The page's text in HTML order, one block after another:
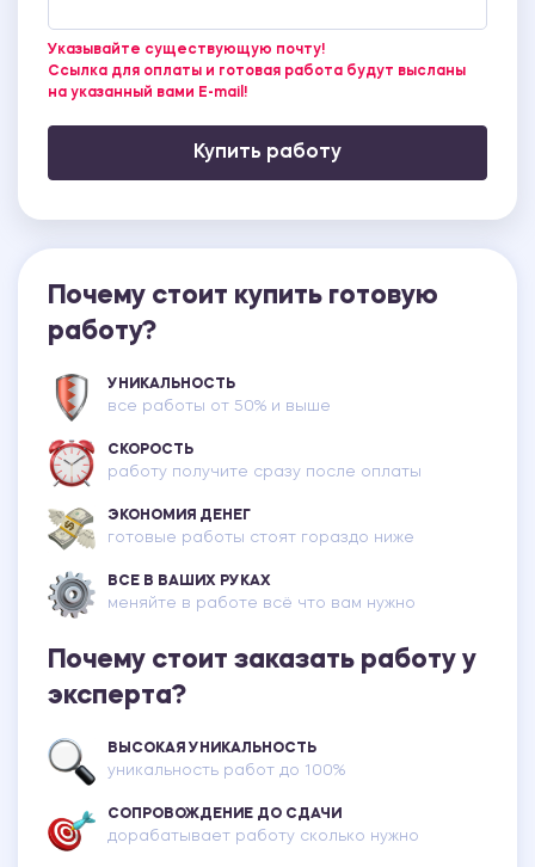
Указывайте существующую почту!
Ссылка для оплаты и готовая работа будут высланы
на указанный вами E-mail!
Купить работу
Почему стоит купить готовую
работу?
УНИКАЛЬНОСТЬ
все работы от 50% и выше
СКОРОСТЬ
работу получите сразу после оплаты
ЭКОНОМИЯ ДЕНЕГ
готовые работы стоят гораздо ниже
ВСЕ В ВАШИХ РУКАХ
меняйте в работе всё что вам нужно
Почему стоит заказать работу у
эксперта?
ВЫСОКАЯ УНИКАЛЬНОСТЬ
уникальность работ до 100%
СОПРОВОЖДЕНИЕ ДО СДАЧИ
дорабатывает работу сколько нужно